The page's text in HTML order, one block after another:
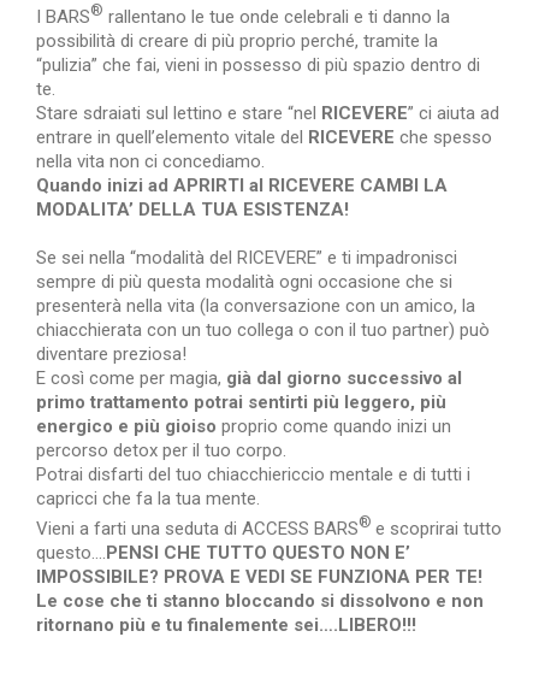
I BARS® rallentano le tue onde celebrali e ti danno la
possibilità di creare di più proprio perché, tramite la
“pulizia” che fai, vieni in possesso di più spazio dentro di
te.
Stare sdraiati sul lettino e stare “nel RICEVERE” ci aiuta ad
entrare in quell’elemento vitale del RICEVERE che spesso
nella vita non ci concediamo.
Quando inizi ad APRIRTI al RICEVERE CAMBI LA
MODALITA’ DELLA TUA ESISTENZA!
Se sei nella “modalità del RICEVERE” e ti impadronisci
sempre di più questa modalità ogni occasione che si
presenterà nella vita (la conversazione con un amico, la
chiacchierata con un tuo collega o con il tuo partner) può
diventare preziosa!
E così come per magia, già dal giorno successivo al
primo trattamento potrai sentirti più leggero, più
energico e più gioiso proprio come quando inizi un
percorso detox per il tuo corpo.
Potrai disfarti del tuo chiacchiericcio mentale e di tutti i
capricci che fa la tua mente.
Vieni a farti una seduta di ACCESS BARS® e scoprirai tutto
questo….PENSI CHE TUTTO QUESTO NON E’
IMPOSSIBILE? PROVA E VEDI SE FUNZIONA PER TE!
Le cose che ti stanno bloccando si dissolvono e non
ritornano più e tu finalemente sei….LIBERO!!!